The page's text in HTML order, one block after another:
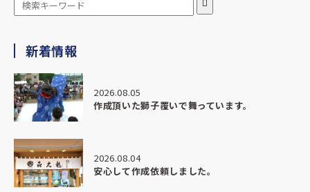
新着情報
2026.08.05
作成頂いた獅子覆いで舞っています。
2026.08.04
安心して作成依頼しました。